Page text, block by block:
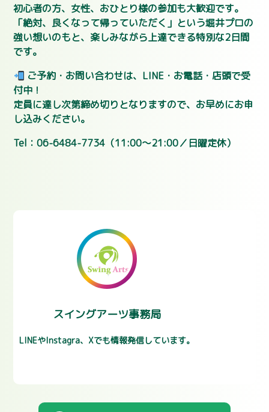
初心者の方、女性、おひとり様の参加も大歓迎です。
「絶対、良くなって帰っていただく」という堀井プロの
強い想いのもと、楽しみながら上達できる特別な2日間
です。
ご予約・お問い合わせは、LINE・お電話・店頭で受
付中！
定員に達し次第締め切りとなりますので、お早めにお申
し込みください。
Tel：06-6484-7734（11:00〜21:00／日曜定休）
スイングアーツ事務局
LINEやInstagra、Xでも情報発信しています。